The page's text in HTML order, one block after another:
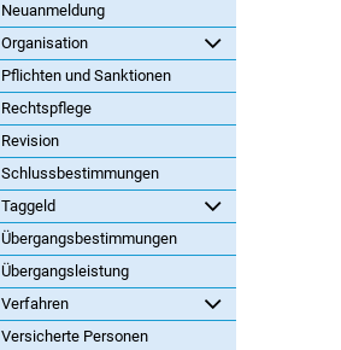
Neuanmeldung
Organisation
Pflichten und Sanktionen
Rechtspflege
Revision
Schlussbestimmungen
Taggeld
Übergangsbestimmungen
Übergangsleistung
Verfahren
Versicherte Personen